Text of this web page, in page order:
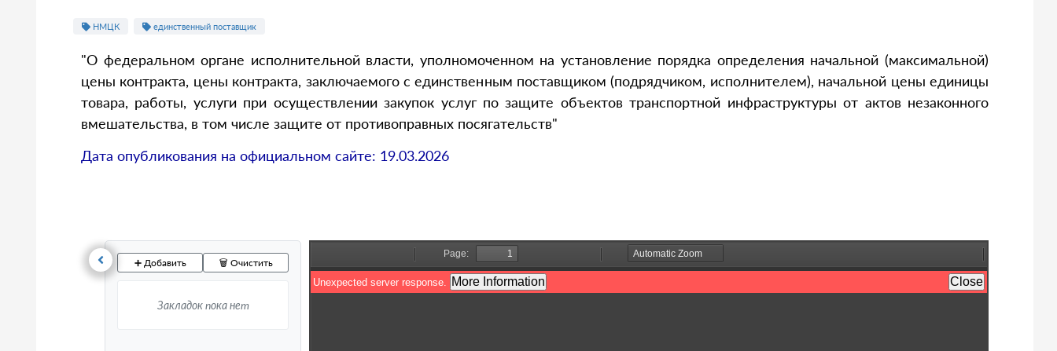
НМЦК единственный поставщик
"О федеральном органе исполнительной власти, уполномоченном на установление порядка определения начальной (максимальной)
цены контракта, цены контракта, заключаемого с единственным поставщиком (подрядчиком, исполнителем), начальной цены единицы
товара, работы, услуги при осуществлении закупок услуг по защите объектов транспортной инфраструктуры от актов незаконного
вмешательства, в том числе защите от противоправных посягательств"
Дата опубликования на официальном сайте: 19.03.2026
➕ Добавить 🗑️ Очистить
Закладок пока нет